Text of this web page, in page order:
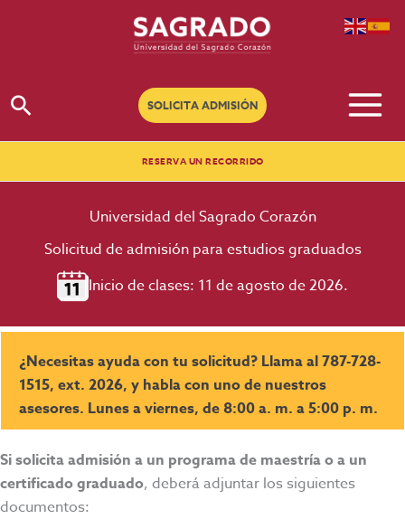
Buscar SOLICITA ADMISIÓN
RESERVA UN RECORRIDO
Universidad del Sagrado Corazón
Solicitud de admisión para estudios graduados
Inicio de clases: 11 de agosto de 2026.
¿Necesitas ayuda con tu solicitud? Llama al 787-728-
1515, ext. 2026, y habla con uno de nuestros
asesores. Lunes a viernes, de 8:00 a. m. a 5:00 p. m.
Si solicita admisión a un programa de maestría o a un
certificado graduado, deberá adjuntar los siguientes
documentos: